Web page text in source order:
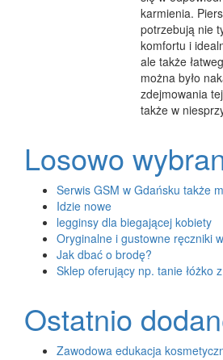
karmienia.
potrzebują nie
komfortu i
ale także
można było
zdejmowania
także w
Losowo
Serwis GSM w Gdańsku także
Idzie nowe
legginsy dla biegającej kobiety
Oryginalne i gustowne ręczniki
Jak dbać o brodę?
Sklep oferujący np. tanie łóżko
Ostatnio
Zawodowa edukacja